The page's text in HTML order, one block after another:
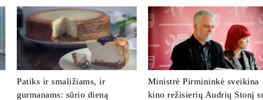
Patiks ir smaližiams, ir
gurmanams: sūrio dieną
Ministrė Pirmininkė sveikina
kino režisierių Audrių Stonį